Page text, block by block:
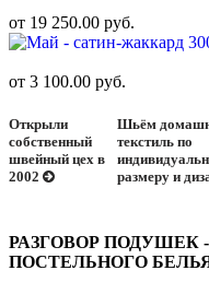
от 19 250.00 руб.
от 3 100.00 руб.
Открыли
собственный
швейный цех в
2002
Шьём
текстиль по
размеру и
РАЗГОВОР ПОДУШЕК
ПОСТЕЛЬНОГО